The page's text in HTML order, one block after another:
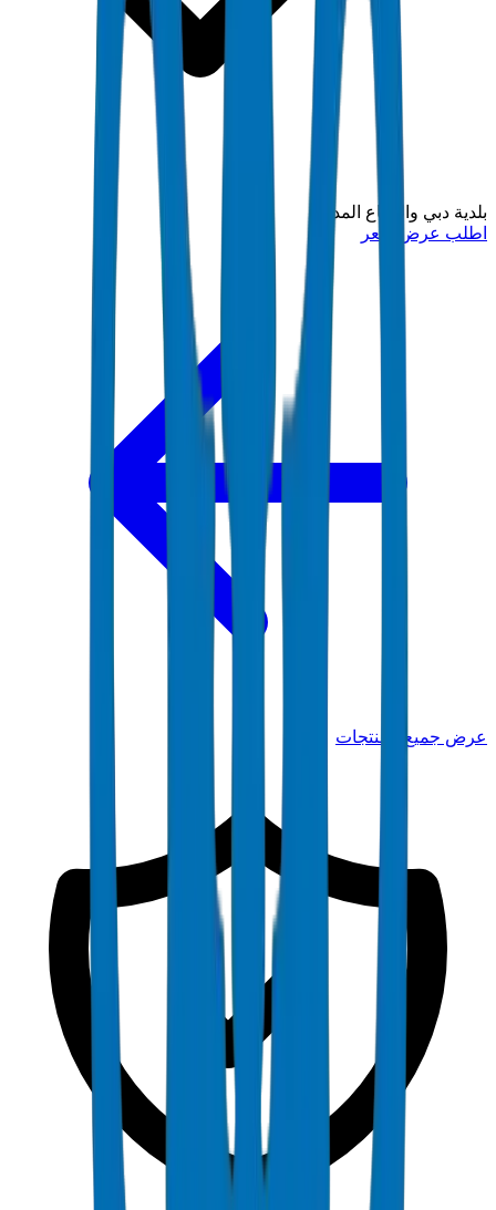
بلدية دبي والدفاع المدني
اطلب عرض سعر
عرض جميع المنتجات